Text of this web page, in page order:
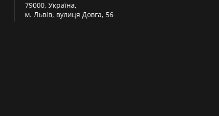
79000, Україна,
м. Львів, вулиця Довга, 56